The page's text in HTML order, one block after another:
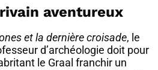
aventureux
et la dernière croisade, le
d’archéologie doit pour
le Graal franchir un